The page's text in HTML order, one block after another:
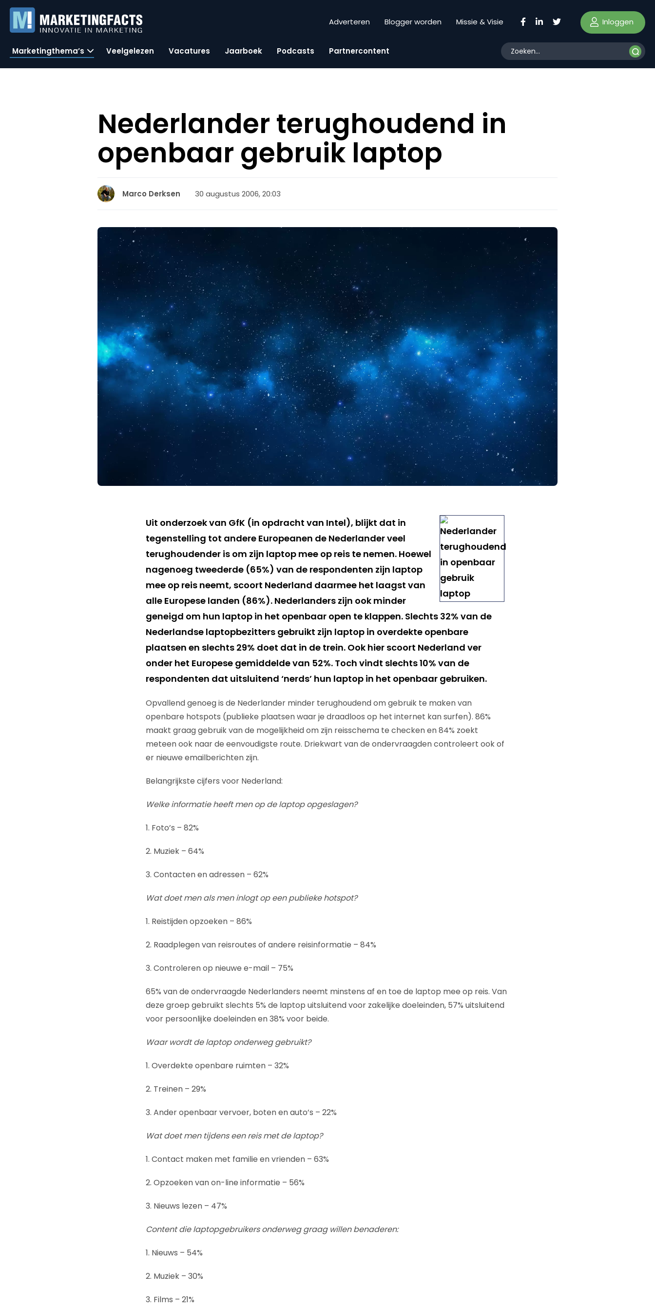
Adverteren Blogger worden Missie & Visie Inloggen
Marketingthema’s Veelgelezen Vacatures Jaarboek Podcasts Partnercontent
Nederlander terughoudend in
openbaar gebruik laptop
Marco Derksen 30 augustus 2006, 20:03
Uit onderzoek van GfK (in opdracht van Intel), blijkt dat in
tegenstelling tot andere Europeanen de Nederlander veel
terughoudender is om zijn laptop mee op reis te nemen. Hoewel
nagenoeg tweederde (65%) van de respondenten zijn laptop
mee op reis neemt, scoort Nederland daarmee het laagst van
alle Europese landen (86%). Nederlanders zijn ook minder
geneigd om hun laptop in het openbaar open te klappen. Slechts 32% van de
Nederlandse laptopbezitters gebruikt zijn laptop in overdekte openbare
plaatsen en slechts 29% doet dat in de trein. Ook hier scoort Nederland ver
onder het Europese gemiddelde van 52%. Toch vindt slechts 10% van de
respondenten dat uitsluitend ‘nerds’ hun laptop in het openbaar gebruiken.
Opvallend genoeg is de Nederlander minder terughoudend om gebruik te maken van
openbare hotspots (publieke plaatsen waar je draadloos op het internet kan surfen). 86%
maakt graag gebruik van de mogelijkheid om zijn reisschema te checken en 84% zoekt
meteen ook naar de eenvoudigste route. Driekwart van de ondervraagden controleert ook of
er nieuwe emailberichten zijn.
Belangrijkste cijfers voor Nederland:
Welke informatie heeft men op de laptop opgeslagen?
1. Foto’s – 82%
2. Muziek – 64%
3. Contacten en adressen – 62%
Wat doet men als men inlogt op een publieke hotspot?
1. Reistijden opzoeken – 86%
2. Raadplegen van reisroutes of andere reisinformatie – 84%
3. Controleren op nieuwe e-mail – 75%
65% van de ondervraagde Nederlanders neemt minstens af en toe de laptop mee op reis. Van
deze groep gebruikt slechts 5% de laptop uitsluitend voor zakelijke doeleinden, 57% uitsluitend
voor persoonlijke doeleinden en 38% voor beide.
Waar wordt de laptop onderweg gebruikt?
1. Overdekte openbare ruimten – 32%
2. Treinen – 29%
3. Ander openbaar vervoer, boten en auto’s – 22%
Wat doet men tijdens een reis met de laptop?
1. Contact maken met familie en vrienden – 63%
2. Opzoeken van on-line informatie – 56%
3. Nieuws lezen – 47%
Content die laptopgebruikers onderweg graag willen benaderen:
1. Nieuws – 54%
2. Muziek – 30%
3. Films – 21%